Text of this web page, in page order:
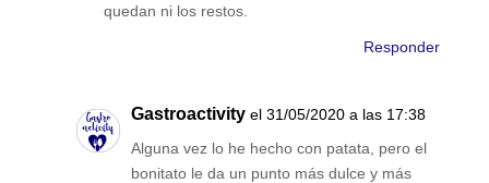
quedan ni los restos.
Responder
Gastroactivity el 31/05/2020 a las 17:38
Alguna vez lo he hecho con patata, pero el
bonitato le da un punto más dulce y más